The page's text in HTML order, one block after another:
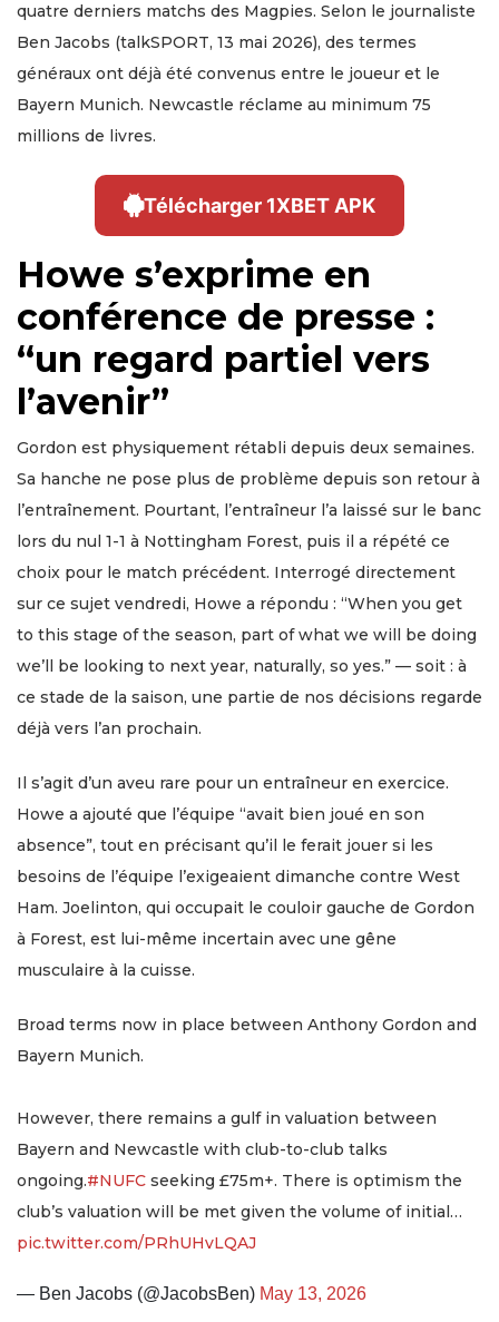
quatre derniers matchs des Magpies. Selon le journaliste
Ben Jacobs (talkSPORT, 13 mai 2026), des termes
généraux ont déjà été convenus entre le joueur et le
Bayern Munich. Newcastle réclame au minimum 75
millions de livres.
Télécharger 1XBET APK
Howe s’exprime en
conférence de presse :
“un regard partiel vers
l’avenir”
Gordon est physiquement rétabli depuis deux semaines.
Sa hanche ne pose plus de problème depuis son retour à
l’entraînement. Pourtant, l’entraîneur l’a laissé sur le banc
lors du nul 1-1 à Nottingham Forest, puis il a répété ce
choix pour le match précédent. Interrogé directement
sur ce sujet vendredi, Howe a répondu : “When you get
to this stage of the season, part of what we will be doing
we’ll be looking to next year, naturally, so yes.” — soit : à
ce stade de la saison, une partie de nos décisions regarde
déjà vers l’an prochain.
Il s’agit d’un aveu rare pour un entraîneur en exercice.
Howe a ajouté que l’équipe “avait bien joué en son
absence”, tout en précisant qu’il le ferait jouer si les
besoins de l’équipe l’exigeaient dimanche contre West
Ham. Joelinton, qui occupait le couloir gauche de Gordon
à Forest, est lui-même incertain avec une gêne
musculaire à la cuisse.
Broad terms now in place between Anthony Gordon and
Bayern Munich.
However, there remains a gulf in valuation between
Bayern and Newcastle with club-to-club talks
ongoing.#NUFC seeking £75m+. There is optimism the
club’s valuation will be met given the volume of initial…
pic.twitter.com/PRhUHvLQAJ
— Ben Jacobs (@JacobsBen) May 13, 2026